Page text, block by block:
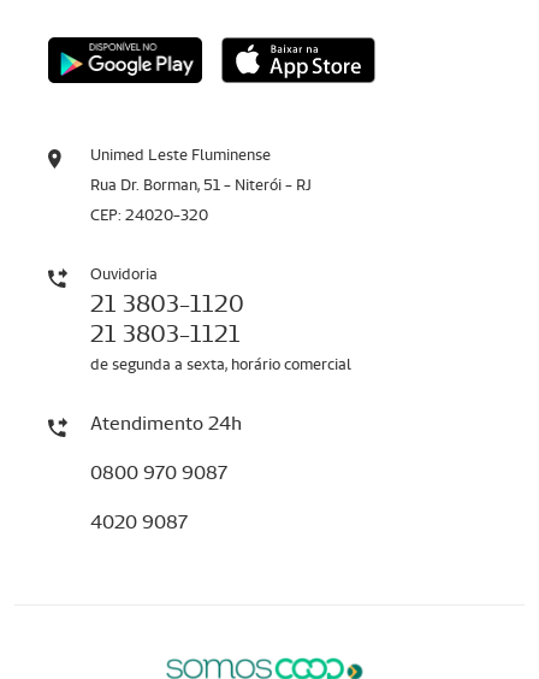
Unimed Leste Fluminense
Rua Dr. Borman, 51 - Niterói - RJ
CEP: 24020-320
Ouvidoria
21 3803-1120
21 3803-1121
de segunda a sexta, horário comercial
Atendimento 24h
0800 970 9087
4020 9087